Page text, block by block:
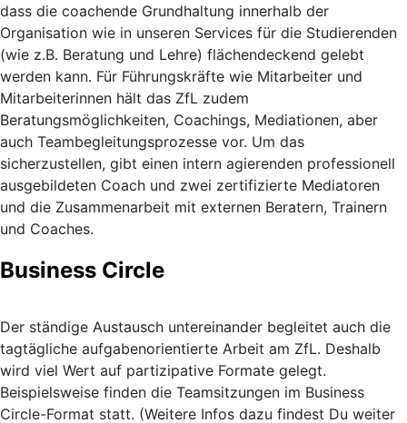
dass die coachende Grundhaltung innerhalb der
Organisation wie in unseren Services für die Studierenden
(wie z.B. Beratung und Lehre) flächendeckend gelebt
werden kann. Für Führungskräfte wie Mitarbeiter und
Mitarbeiterinnen hält das ZfL zudem
Beratungsmöglichkeiten, Coachings, Mediationen, aber
auch Teambegleitungsprozesse vor. Um das
sicherzustellen, gibt einen intern agierenden professionell
ausgebildeten Coach und zwei zertifizierte Mediatoren
und die Zusammenarbeit mit externen Beratern, Trainern
und Coaches.
Business Circle
Der ständige Austausch untereinander begleitet auch die
tagtägliche aufgabenorientierte Arbeit am ZfL. Deshalb
wird viel Wert auf partizipative Formate gelegt.
Beispielsweise finden die Teamsitzungen im Business
Circle-Format statt. (Weitere Infos dazu findest Du weiter